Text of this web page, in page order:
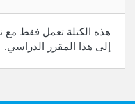
هذه الكتلة تعمل فقط
إلى هذا المقرر الدراسي.